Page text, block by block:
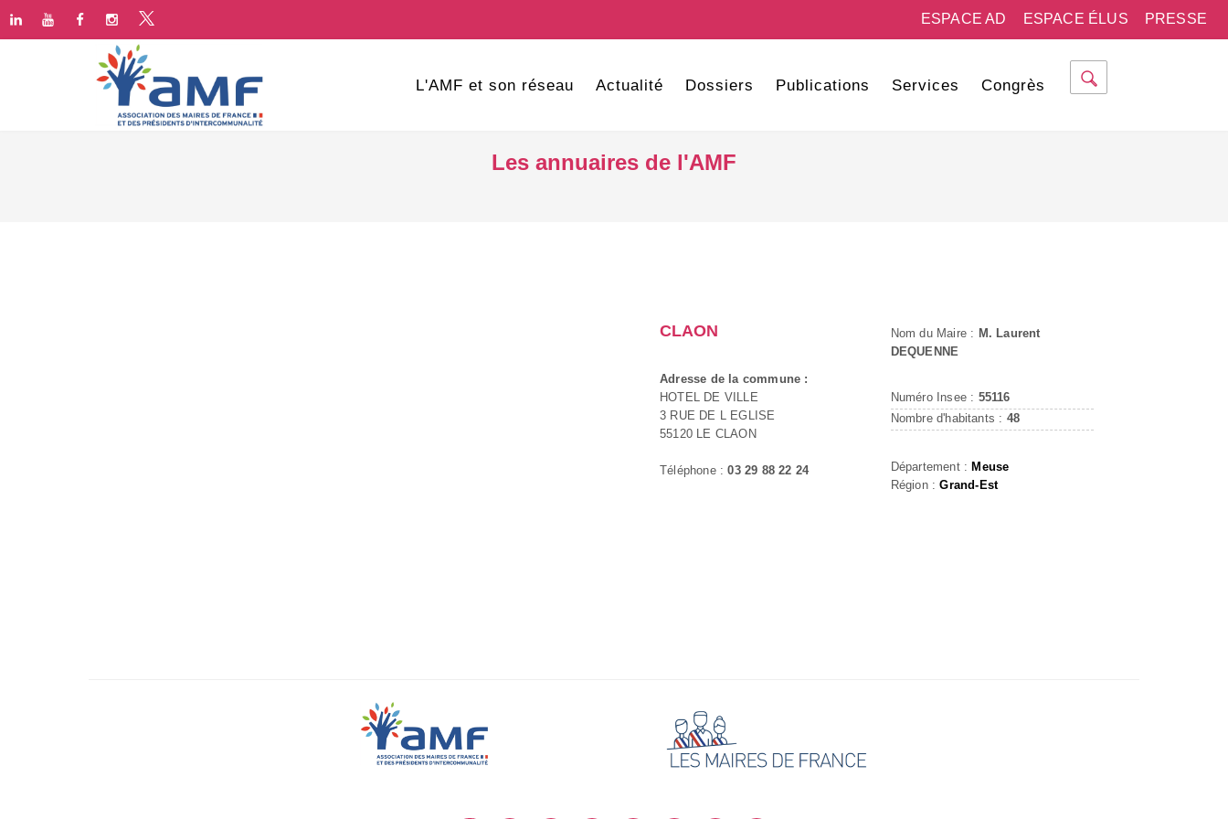
PRESSE
ESPACE ÉLUS
ESPACE AD
L'AMF et son réseau Actualité Dossiers Publications Services Congrès
Les annuaires de l'AMF
CLAON
Adresse de la commune :
HOTEL DE VILLE
3 RUE DE L EGLISE
55120 LE CLAON
Téléphone :03 29 88 22 24
Nom du Maire : M. Laurent
DEQUENNE
Numéro Insee : 55116
Nombre d'habitants : 48
Département : Meuse
Région :Grand-Est